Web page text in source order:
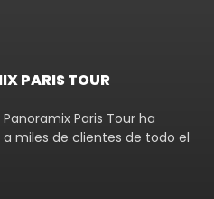
PARIS TOUR
Paris Tour ha
miles de clientes de todo el